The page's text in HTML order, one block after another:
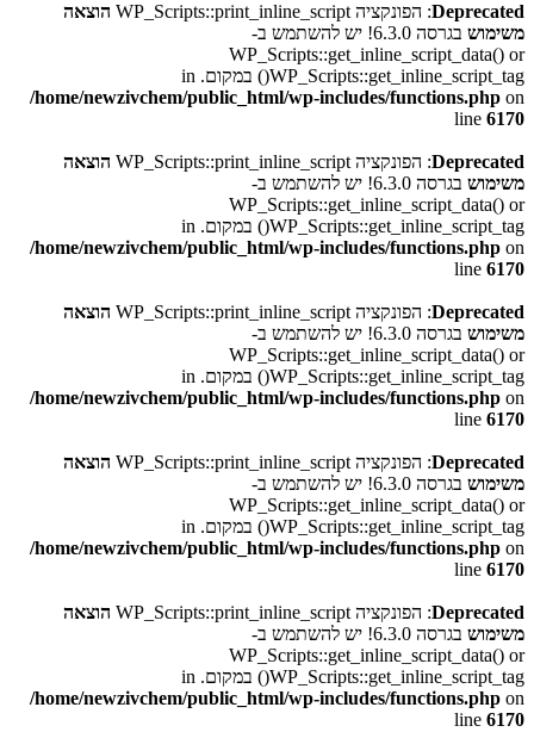
Deprecated: הפונקציה WP_Scripts::print_inline_script
הוצאה
משימוש
בגרסה 6.3.0! יש להשתמש ב-
WP_Scripts::get_inline_script_data() or
WP_Scripts::get_inline_script_tag() במקום. in
/home/newzivchem/public_html/wp-includes/functions.php on
line 6170
Deprecated: הפונקציה WP_Scripts::print_inline_script
הוצאה
משימוש
בגרסה 6.3.0! יש להשתמש ב-
WP_Scripts::get_inline_script_data() or
WP_Scripts::get_inline_script_tag() במקום. in
/home/newzivchem/public_html/wp-includes/functions.php on
line 6170
Deprecated: הפונקציה WP_Scripts::print_inline_script
הוצאה
משימוש
בגרסה 6.3.0! יש להשתמש ב-
WP_Scripts::get_inline_script_data() or
WP_Scripts::get_inline_script_tag() במקום. in
/home/newzivchem/public_html/wp-includes/functions.php on
line 6170
Deprecated: הפונקציה WP_Scripts::print_inline_script
הוצאה
משימוש
בגרסה 6.3.0! יש להשתמש ב-
WP_Scripts::get_inline_script_data() or
WP_Scripts::get_inline_script_tag() במקום. in
/home/newzivchem/public_html/wp-includes/functions.php on
line 6170
Deprecated: הפונקציה WP_Scripts::print_inline_script
הוצאה
משימוש
בגרסה 6.3.0! יש להשתמש ב-
WP_Scripts::get_inline_script_data() or
WP_Scripts::get_inline_script_tag() במקום. in
/home/newzivchem/public_html/wp-includes/functions.php on
line 6170